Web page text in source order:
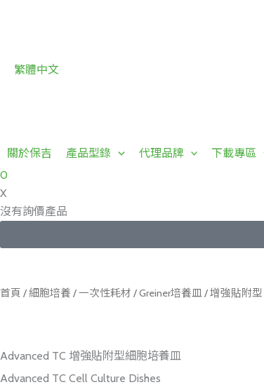
繁體中文
關於保吉 產品型錄 代理品牌 下載專區
0
X
沒有詢價產品
首頁 / 細胞培養 /一次性耗材 /Greiner培養皿/增強貼附型
Advanced TC 增強貼附型細胞培養皿
Advanced TC Cell Culture Dishes